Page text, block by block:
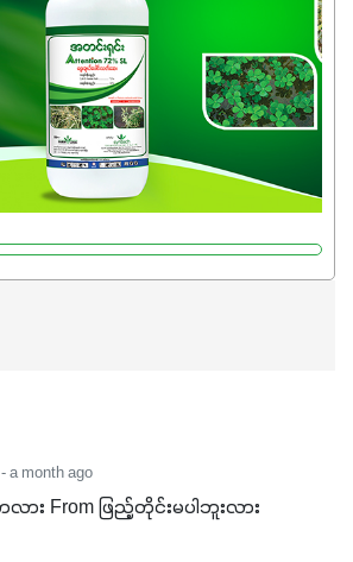
- a month ago
ား From ဖြည့်တိုင်းမပါဘူးလား